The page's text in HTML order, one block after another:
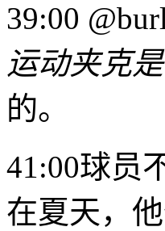
39:00
运动夹克
的。
41:00球员
在夏天，